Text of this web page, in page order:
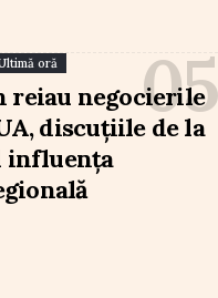
oră
reiau negocierile
discuțiile de la
influența